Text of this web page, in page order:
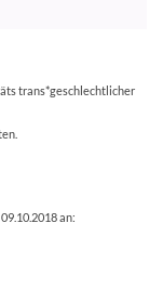
trans*geschlechtlicher
an: